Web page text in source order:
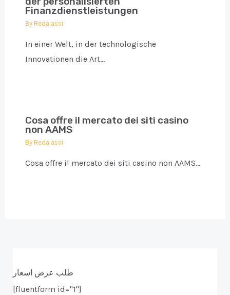
Finanzdienstleistungen
By Reda assi
In einer Welt, in der technologische
Innovationen die Art…
Cosa offre il mercato dei siti casino
non AAMS
By Reda assi
Cosa offre il mercato dei siti casino non AAMS…
طلب عرض اسعار
[fluentform id="1"]